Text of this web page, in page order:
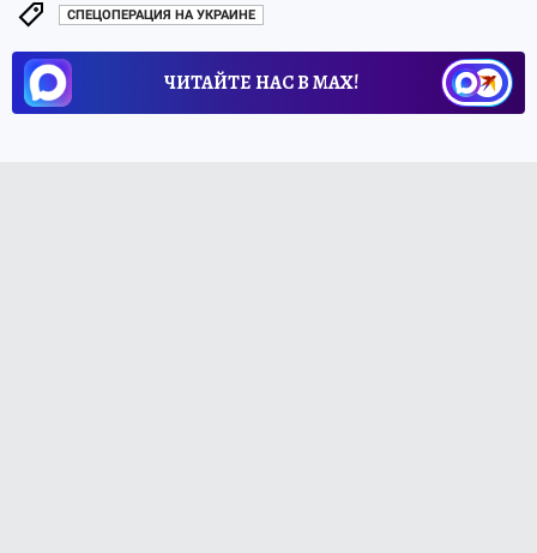
СПЕЦОПЕРАЦИЯ НА УКРАИНЕ
ЧИТАЙТЕ НАС В МАХ!